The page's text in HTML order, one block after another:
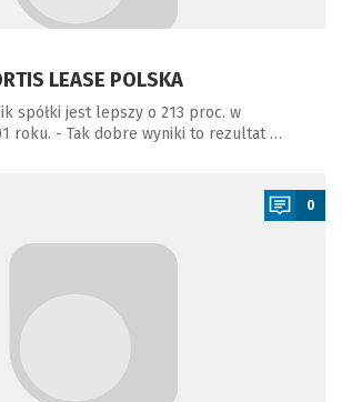
LEASE POLSKA
spółki jest lepszy o 213 proc. w
roku. - Tak dobre wyniki to rezultat …
0